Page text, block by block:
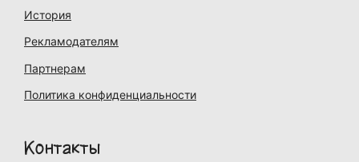
История
Рекламодателям
Партнерам
Политика конфиденциальности
Контакты